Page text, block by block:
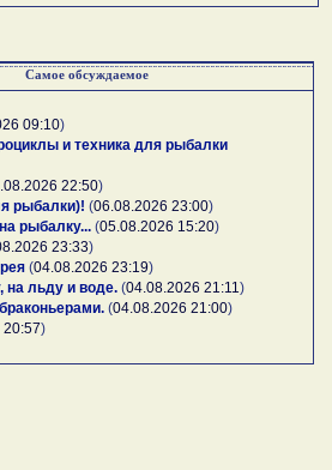
Самое обсуждаемое
09:10)
и техника для рыбалки
22:50)
рыбалки)! (06.08.2026 23:00)
рыбалку... (05.08.2026 15:20)
23:33)
(04.08.2026 23:19)
на льду и воде. (04.08.2026 21:11 )
(04.08.2026 21:00)
)